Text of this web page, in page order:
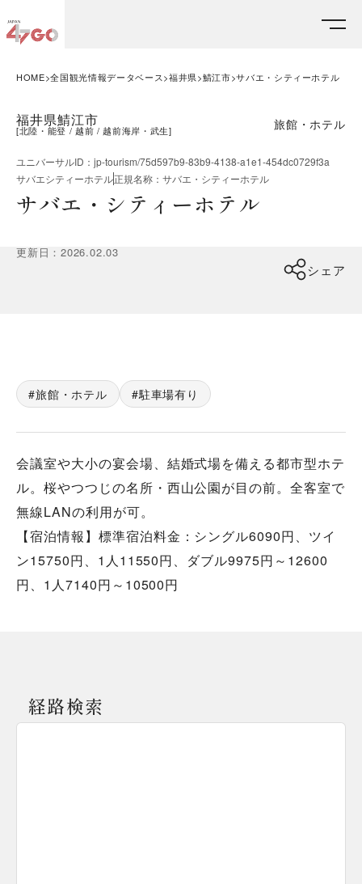
HOME 全国観光情報データベース 福井県 鯖江市 サバエ・シティーホテル
福井県鯖江市
[北陸・能登 越前 越前海岸・武生] 旅館・ホテル
ユニバーサルID ： jp-tourism/75d597b9-83b9-4138-a1e1-454dc0729f3a
サバエシティーホテル正規名称 ： サバエ・シティーホテル
サバエ・シティーホテル
更新日 ：2026.02.03
シェア
旅館・ホテル 駐車場有り
会議室や大小の宴会場、結婚式場を備える都市型ホテ
ル。桜やつつじの名所・西山公園が目の前。全客室で
無線LANの利用が可。
【宿泊情報】標準宿泊料金：シングル6090円、ツイ
ン15750円、1人11550円、ダブル9975円～12600
円、1人7140円～10500円
経路検索